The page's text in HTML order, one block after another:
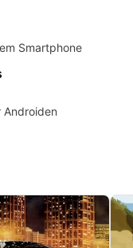
Smartphone
Androiden